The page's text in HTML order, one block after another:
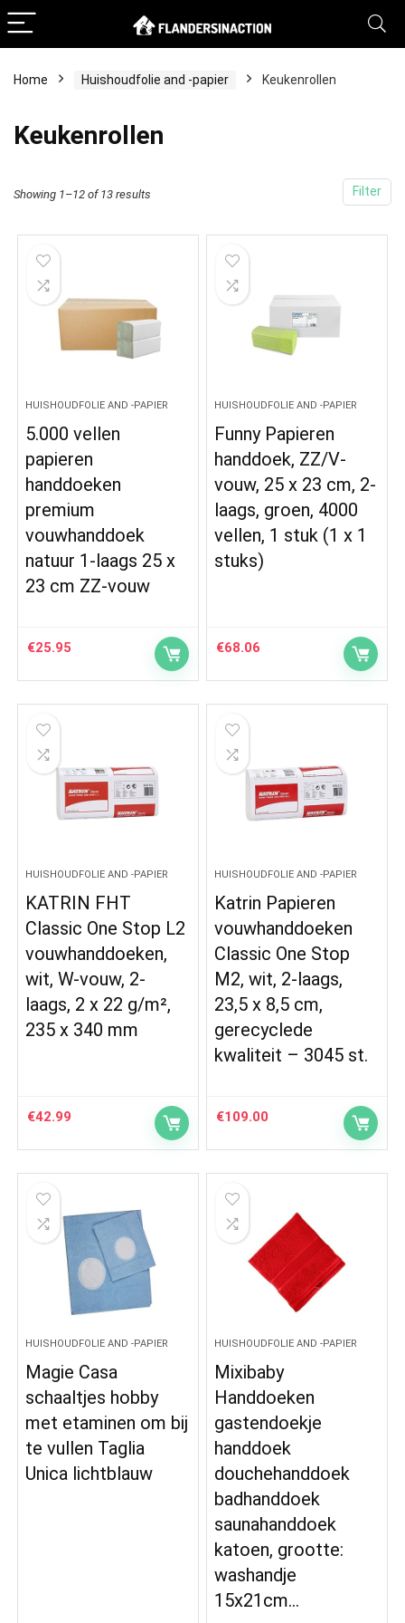
Home Huishoudfolie and -papier Keukenrollen
Keukenrollen
Filter
Showing 1–12 of 13 results
HUISHOUDFOLIE AND -PAPIER
5.000 vellen
papieren
handdoeken
premium
vouwhanddoek
natuur 1-laags 25 x
23 cm ZZ-vouw
€25.95
HUISHOUDFOLIE AND -PAPIER
Funny Papieren
handdoek, ZZ/V-
vouw, 25 x 23 cm, 2-
laags, groen, 4000
vellen, 1 stuk (1 x 1
stuks)
€68.06
HUISHOUDFOLIE AND -PAPIER
KATRIN FHT
Classic One Stop L2
vouwhanddoeken,
wit, W-vouw, 2-
laags, 2 x 22 g/m²,
235 x 340 mm
€42.99
HUISHOUDFOLIE AND -PAPIER
Katrin Papieren
vouwhanddoeken
Classic One Stop
M2, wit, 2-laags,
23,5 x 8,5 cm,
gerecyclede
kwaliteit – 3045 st.
€109.00
HUISHOUDFOLIE AND -PAPIER
Magie Casa
schaaltjes hobby
met etaminen om bij
te vullen Taglia
Unica lichtblauw
HUISHOUDFOLIE AND -PAPIER
Mixibaby
Handdoeken
gastendoekje
handdoek
douchehanddoek
badhanddoek
saunahanddoek
katoen, grootte:
washandje
15x21cm…